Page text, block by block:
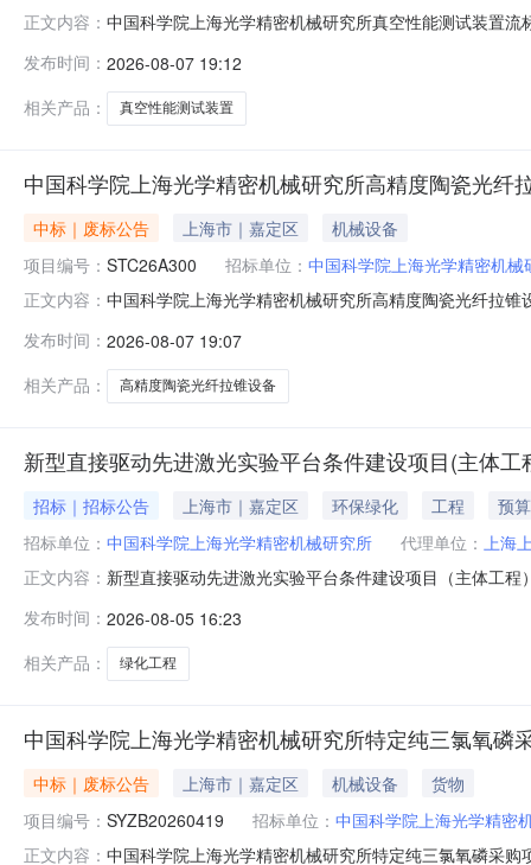
正文内容： 中国科学院上海光学精密机械研究所真空性能测试装置
潜在投标人（中国科学院合肥物质科学研究院）进行投
海市嘉定区清河路390号
发布时间： 2026-08-07 19:12
相关产品：
真空性能测试装置
中国科学院上海光学精密机械研究所高精度陶瓷光纤
中标｜废标公告 上海市｜嘉定区
机械设备
项目编号： STC26A300 招标单位： 中国科学院上海光学精密机械
正文内容： 中国科学院上海光学精密机械研究所高精度陶瓷光纤拉
联系。1.采购人信息名称：中国科学院上海光学精密机
址：上海市静安区恒丰
发布时间： 2026-08-07 19:07
相关产品：
高精度陶瓷光纤拉锥设备
新型直接驱动先进激光实验平台条件建设项目(主体
招标｜招标公告 上海市｜嘉定区 环保绿化 工程
预
招标单位： 中国科学院上海光学精密机械研究所 代理单位： 上海
正文内容： 新型直接驱动先进激光实验平台条件建设项目（主体工
供应商必须具备以下条件：1、符合《中华人民共和国政
性单位发展。3、其他资格要求：3.1具有经国
发布时间： 2026-08-05 16:23
相关产品：
绿化工程
中国科学院上海光学精密机械研究所特定纯三氯氧磷
中标｜废标公告 上海市｜嘉定区 机械设备
货物
项目编号： SYZB20260419 招标单位： 中国科学院上海光学精密
正文内容： 中国科学院上海光学精密机械研究所特定纯三氯氧磷采